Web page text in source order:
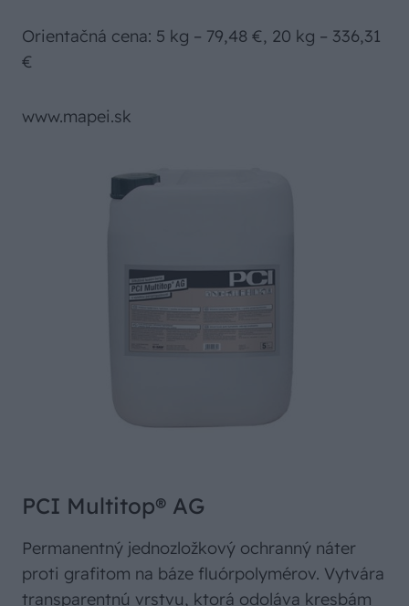
Orientačná cena: 5 kg – 79,48 €, 20 kg – 336,31
€
www.mapei.sk
PCI Multitop® AG
Permanentný jednozložkový ochranný náter
proti grafitom na báze fluórpolymérov. Vytvára
transparentnú vrstvu, ktorá odoláva kresbám